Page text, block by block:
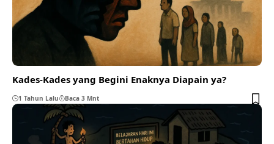
Kades-Kades yang Begini Enaknya Diapain ya?
1 Tahun Lalu Baca 3 Mnt